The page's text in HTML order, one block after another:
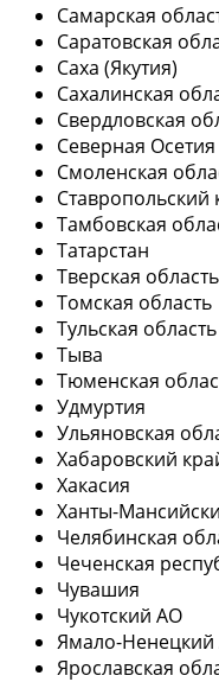
Самарская
Саратовская
Саха (Якутия)
Сахалинская
Свердловская
Северная Осетия
Смоленская
Ставропольский
Тамбовская
Татарстан
Тверская область
Томская область
Тульская область
Тыва
Тюменская
Удмуртия
Ульяновская
Хабаровский
Хакасия
Ханты-
Челябинская
Чеченская
Чувашия
Чукотский АО
Ямало-
Ярославская